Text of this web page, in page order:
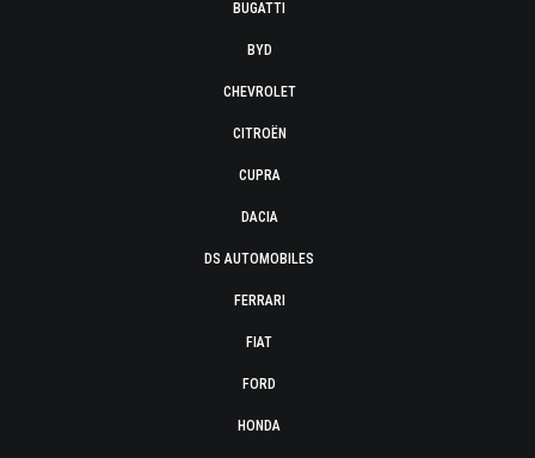
BUGATTI
BYD
CHEVROLET
CITROËN
CUPRA
DACIA
DS AUTOMOBILES
FERRARI
FIAT
FORD
HONDA